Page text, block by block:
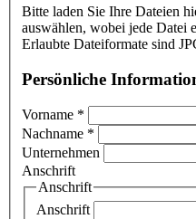
Bitte laden Sie Ihre Dateien
auswählen, wobei jede Datei
Erlaubte Dateiformate sind
Persönliche
Vorname *
Nachname *
Unternehmen
Anschrift
Anschrift
Anschrift